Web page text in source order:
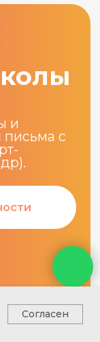
Согласен